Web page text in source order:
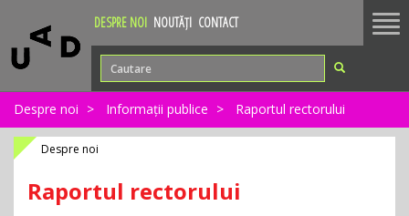
DESPRE NOI NOUTĂȚI CONTACT
Despre noi Informații publice Raportul rectorului
Despre noi
Raportul rectorului